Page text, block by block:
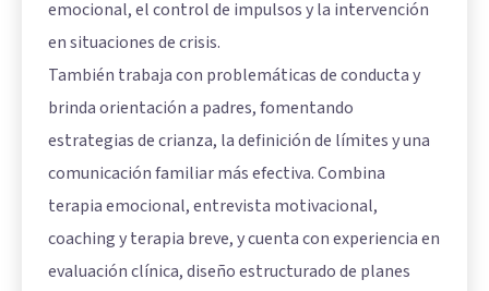
emocional, el control de impulsos y la intervención
en situaciones de crisis.
También trabaja con problemáticas de conducta y
brinda orientación a padres, fomentando
estrategias de crianza, la definición de límites y una
comunicación familiar más efectiva. Combina
terapia emocional, entrevista motivacional,
coaching y terapia breve, y cuenta con experiencia en
evaluación clínica, diseño estructurado de planes